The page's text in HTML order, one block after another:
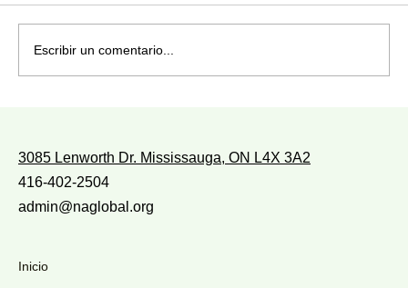
Escribir un comentario...
3085 Lenworth Dr. Mississauga, ON L4X 3A2
416-402-2504
admin@naglobal.org
Inicio